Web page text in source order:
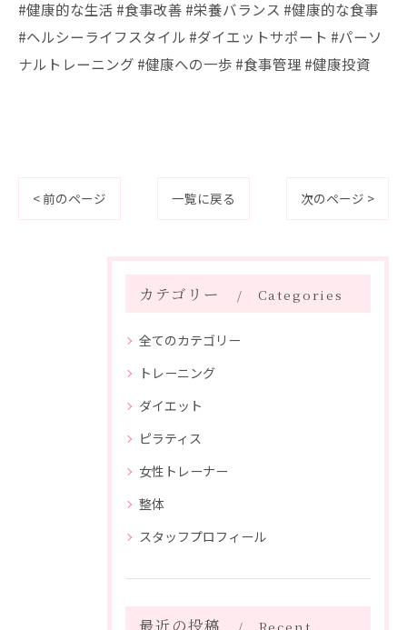
#健康的な生活 #食事改善 #栄養バランス #健康的な食事
#ヘルシーライフスタイル #ダイエットサポート #パーソ
ナルトレーニング #健康への一歩 #食事管理 #健康投資
< 前のページ 一覧に戻る 次のページ >
カテゴリー Categories
全てのカテゴリー
トレーニング
ダイエット
ピラティス
女性トレーナー
整体
スタッフプロフィール